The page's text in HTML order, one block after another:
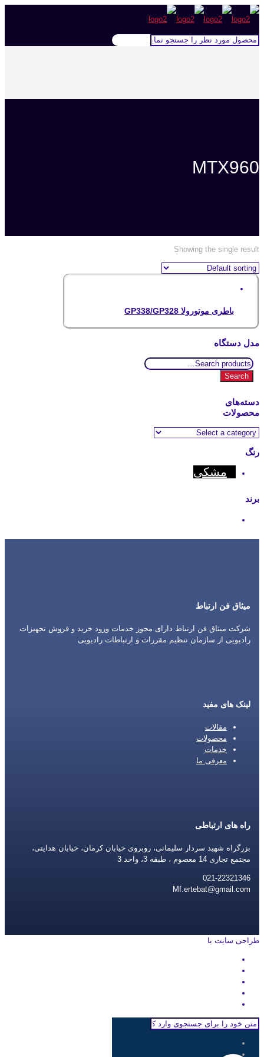
MTX960
Showing the single result
باطری موتورولا GP338/GP328
مدل دستگاه
Search
for:
Search
دسته‌های
محصولات
رنگ
مشکی
برند
میثاق فن ارتباط
شرکت میثاق فن ارتباط دارای مجوز خدمات ورود خرید و فروش تجهیزات
رادیویی از سازمان تنظیم مقررات و ارتباطات رادیویی
لینک های مفید
مقالات
محصولات
خدمات
معرفی ما
راه های ارتباطی
بزرگراه شهید سردار سلیمانی، روبروی خیابان کرمان، خیابان هدایتی،
مجتمع تجاری 14 معصوم ، طبقه 3، واحد 3
021-22321346
Mf.ertebat@gmail.com
طراحی سایت با